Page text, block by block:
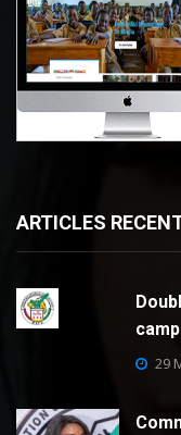
ARTICLES
29